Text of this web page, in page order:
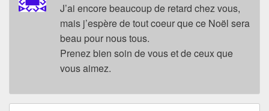
J’ai encore beaucoup de retard chez vous,
mais j’espère de tout coeur que ce Noël sera
beau pour nous tous.
Prenez bien soin de vous et de ceux que
vous aimez.